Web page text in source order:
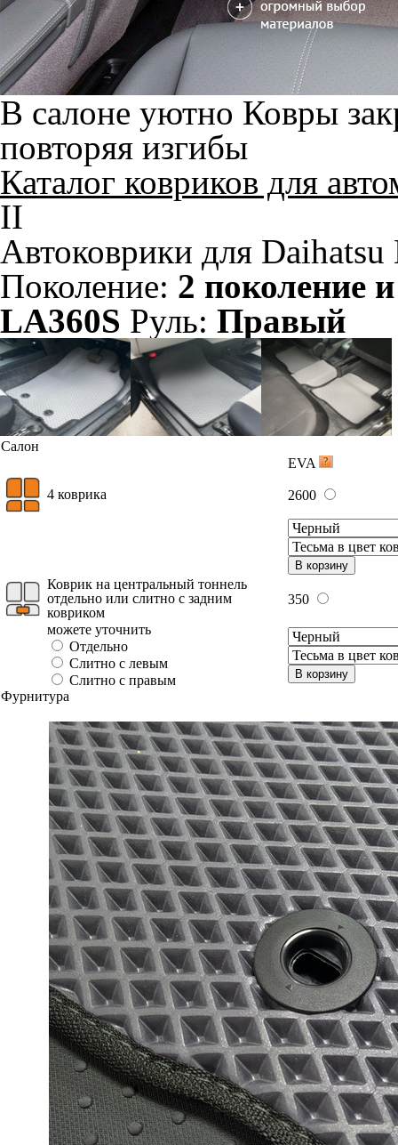
В салоне уютно Ковры
повторяя изгибы
Каталог ковриков для
II
Автоковрики для
Поколение: 2 поколение
LA360S Руль: Правый
Салон
EVA
4 коврика 2600
В корзину
Коврик на центральный тоннель
отдельно или слитно с задним
ковриком
350
можете уточнить
Отдельно
Слитно с левым
Слитно с правым
В корзину
Фурнитура